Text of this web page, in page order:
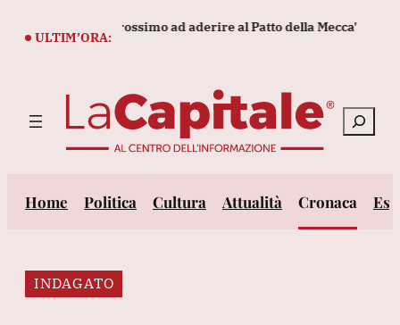
ULTIM’ORA:
essere il prossimo ad aderire al Patto della Mecca'
Cerca
Home Politica Cultura Attualità Cronaca
INDAGATO